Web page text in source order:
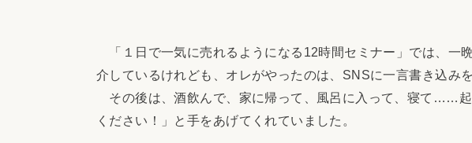
「１日で一気に売れるようになる12時間セミナー」では、一
介しているけれども、オレがやったのは、SNSに一言書き込みを
その後は、酒飲んで、家に帰って、風呂に入って、寝て……
ください！」と手をあげてくれていました。